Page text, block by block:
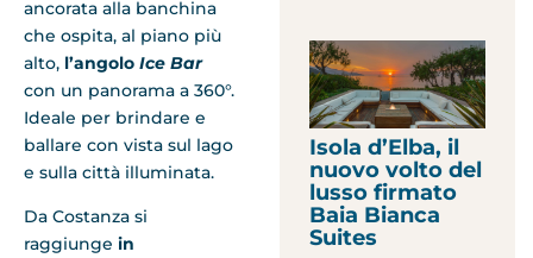
ancorata alla banchina
che ospita, al piano più
alto, l’angolo Ice Bar
con un panorama a 360°.
Ideale per brindare e
ballare con vista sul lago
e sulla città illuminata.
Da Costanza si
raggiunge in
Isola d’Elba, il
nuovo volto del
lusso firmato
Baia Bianca
Suites